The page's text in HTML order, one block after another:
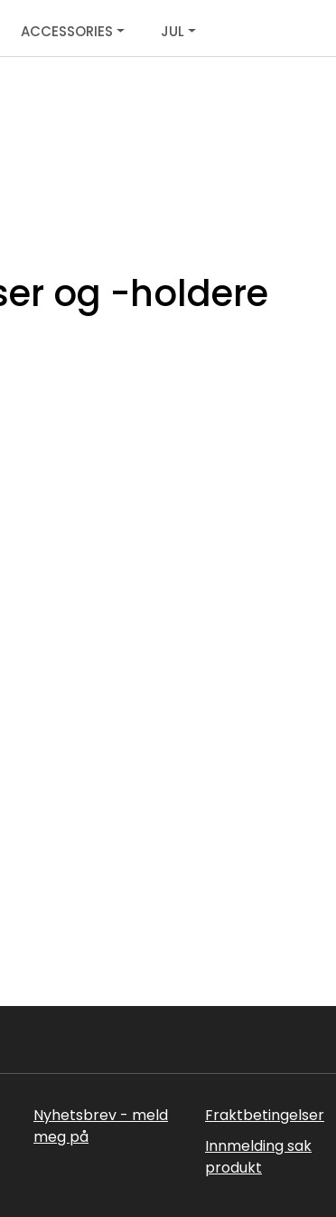
ACCESSORIES JUL
og -holdere
Nyhetsbrev - meld
meg på
Fraktbetingelser
Innmelding sak
produkt